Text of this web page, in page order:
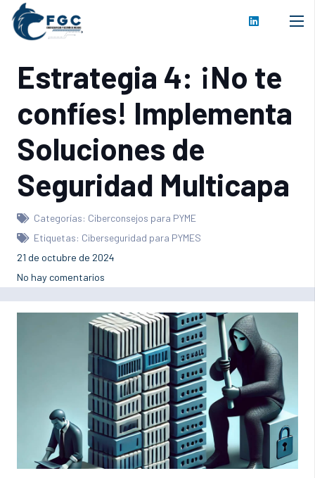
Estrategia 4: ¡No te
confíes! Implementa
Soluciones de
Seguridad Multicapa
Categorías: Ciberconsejos para PYME
Etiquetas: Ciberseguridad para PYMES
21 de octubre de 2024
No hay comentarios